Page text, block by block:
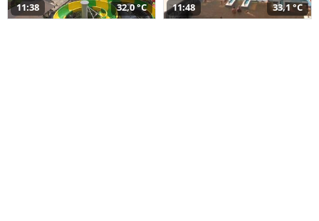
11:38 32,0 °C 11:48 33,1 °C